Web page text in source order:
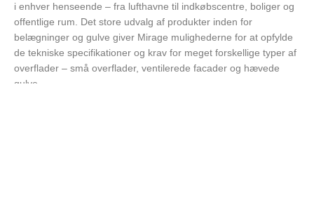
i enhver henseende – fra lufthavne til indkøbscentre, boliger og
offentlige rum. Det store udvalg af produkter inden for
belægninger og gulve giver Mirage mulighederne for at opfylde
de tekniske specifikationer og krav for meget forskellige typer af
overflader – små overflader, ventilerede facader og hævede
gulve.